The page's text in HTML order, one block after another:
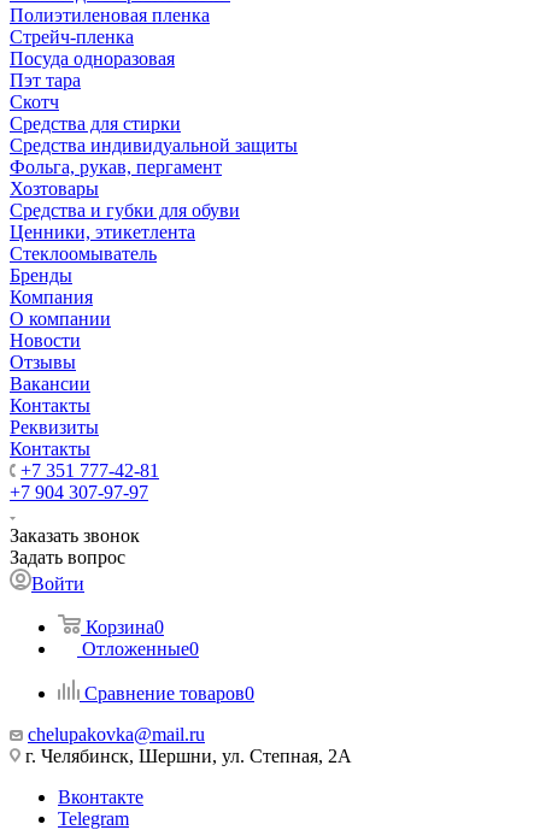
Полиэтиленовая пленка
Стрейч-пленка
Посуда одноразовая
Пэт тара
Скотч
Средства для стирки
Средства индивидуальной защиты
Фольга, рукав, пергамент
Хозтовары
Средства и губки для обуви
Ценники, этикетлента
Стеклоомыватель
Бренды
Компания
О компании
Новости
Отзывы
Вакансии
Контакты
Реквизиты
Контакты
+7 351 777-42-81
+7 904 307-97-97
Заказать звонок
Задать вопрос
Войти
Корзина0
Отложенные0
Сравнение товаров0
chelupakovka@mail.ru
г. Челябинск, Шершни, ул. Степная, 2А
Вконтакте
Telegram